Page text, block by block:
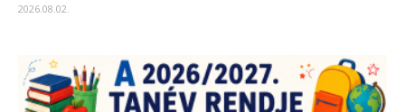
2026.08.02.